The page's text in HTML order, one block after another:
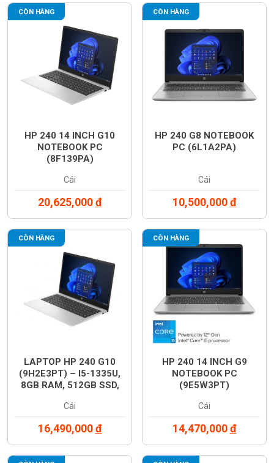
CÒN HÀNG
HP 240 14 INCH G10
NOTEBOOK PC
(8F139PA)
Cái
20,625,000đ
CÒN HÀNG
HP 240 G8 NOTEBOOK
PC (6L1A2PA)
Cái
10,500,000đ
CÒN HÀNG
LAPTOP HP 240 G10
(9H2E3PT) – I5-1335U,
8GB RAM, 512GB SSD,
11, MÀU BẠC, CHÍNH
Cái
16,490,000đ
CÒN HÀNG
HP 240 14 INCH G9
NOTEBOOK PC
(9E5W3PT)
Cái
14,470,000đ